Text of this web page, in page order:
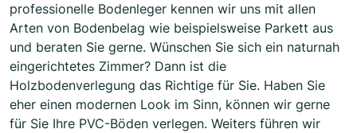
professionelle Bodenleger kennen wir uns mit allen
Arten von Bodenbelag wie beispielsweise Parkett aus
und beraten Sie gerne. Wünschen Sie sich ein naturnah
eingerichtetes Zimmer? Dann ist die
Holzbodenverlegung das Richtige für Sie. Haben Sie
eher einen modernen Look im Sinn, können wir gerne
für Sie Ihre PVC-Böden verlegen. Weiters führen wir